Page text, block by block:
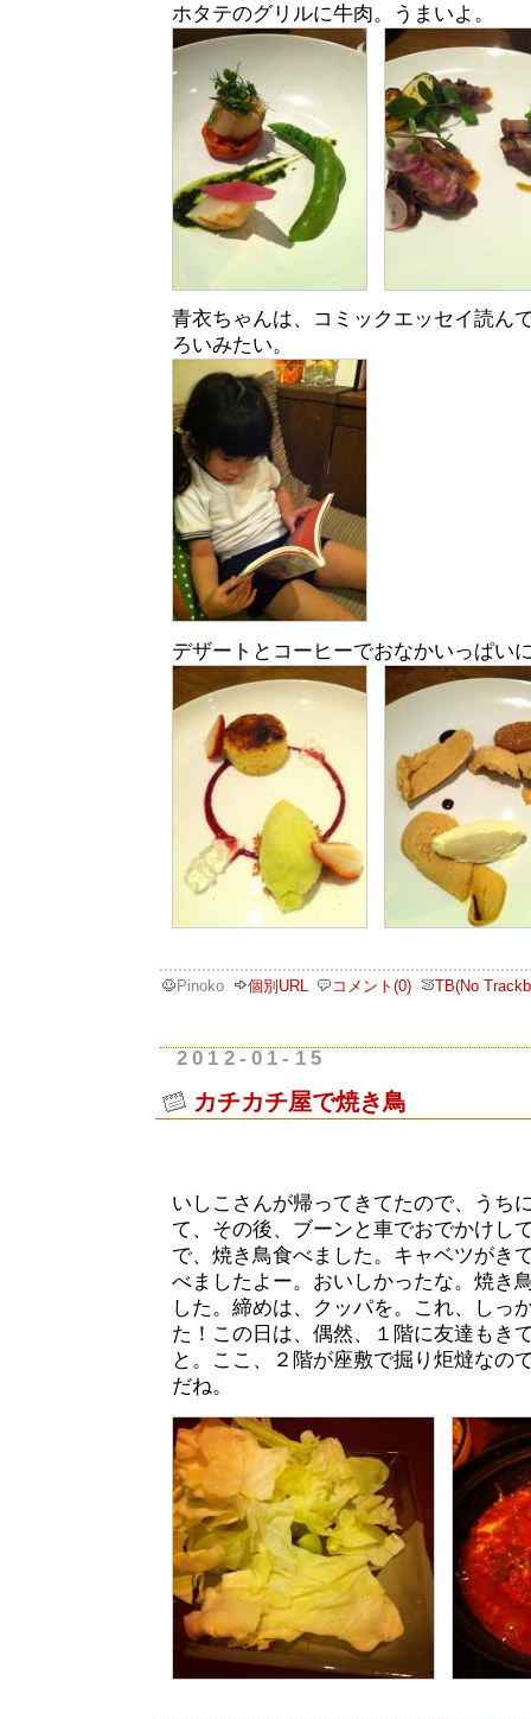
ホタテのグリルに牛肉。うまいよ。
青衣ちゃんは、コミックエッセイ読ん
ろいみたい。
デザートとコーヒーでおなかいっぱい
Pinoko 個別URL コメント(0) TB(No
2012-01-15
カチカチ屋で焼き鳥
いしこさんが帰ってきてたので、うち
て、その後、ブーンと車でおでかけし
で、焼き鳥食べました。キャベツがき
べましたよー。おいしかったな。焼き
した。締めは、クッパを。これ、しっ
た！この日は、偶然、１階に友達もき
と。ここ、２階が座敷で掘り炬燵なの
だね。